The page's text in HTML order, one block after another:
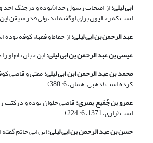
ابی لیلی:
از اصحاب رسول
است که رجالیون برای اوگفته اند، ولی قدر متیقن این است
عبد الرحمن بن ابی لیلی:از حفاظ و فقهاء کوفه بوده
عیسی بن عبد الرحمن بن ابی لیلی:ابن حبان نام او را
محمد بن عبد الرحمن ابن ابی لیلی:مفتی و قاضی
کرده است (ذهبی، همان، 6: 380).
عمرو بن جُمَیع بصری:
است (رازی، 1371، 6: 224).
حسن بن عبد الرحمن بن ابی لیلی:ابن ابی حاتم